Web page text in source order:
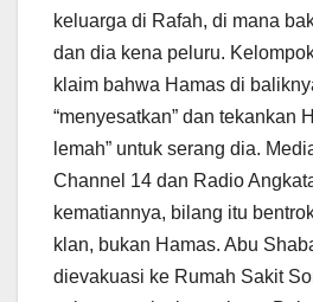
keluarga di Rafah, di mana
dan dia kena peluru.
klaim bahwa Hamas di
“menyesatkan” dan tekankan
lemah” untuk serang dia.
Channel 14 dan Radio
kematiannya, bilang itu
klan, bukan Hamas. Abu
dievakuasi ke Rumah Sakit